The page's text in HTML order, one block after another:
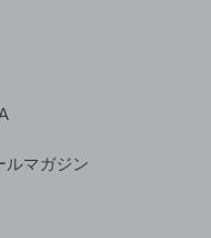
ルマガジン